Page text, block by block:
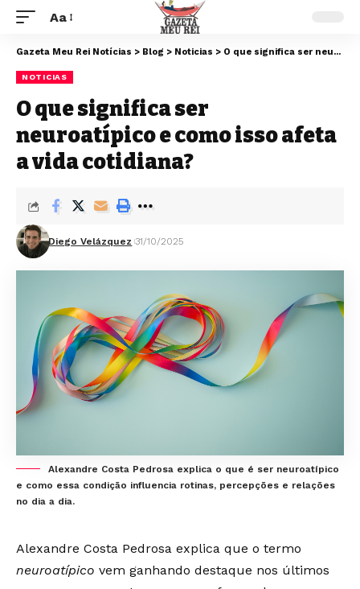
Aa
Gazeta Meu Rei Notícias > Blog > Noticias > O que significa ser neuroatípico e como isso afeta a vida cotidiana?
NOTICIAS
O que significa ser
neuroatípico e como isso afeta
a vida cotidiana?
Diego Velázquez 31/10/2025
Alexandre Costa Pedrosa explica o que é ser neuroatípico
e como essa condição influencia rotinas, percepções e relações
no dia a dia.
Alexandre Costa Pedrosa explica que o termo
neuroatípico vem ganhando destaque nos últimos